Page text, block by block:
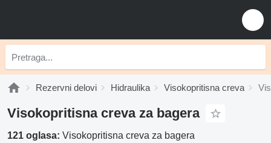
Rezervni delovi Hidraulika Visokopritisna creva
Visokopritisna creva za bagerа
121 oglasa: Visokopritisna creva za bagerа